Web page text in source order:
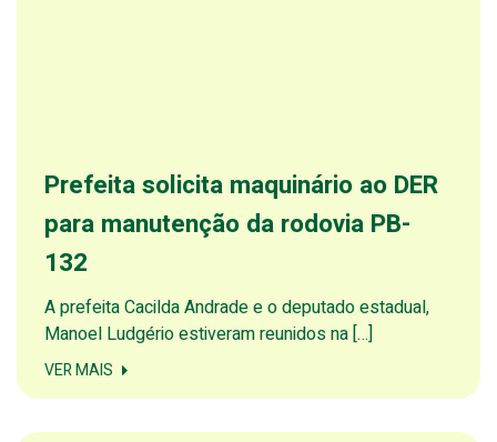
Prefeita solicita maquinário ao DER
para manutenção da rodovia PB-
132
A prefeita Cacilda Andrade e o deputado estadual,
Manoel Ludgério estiveram reunidos na […]
VER MAIS